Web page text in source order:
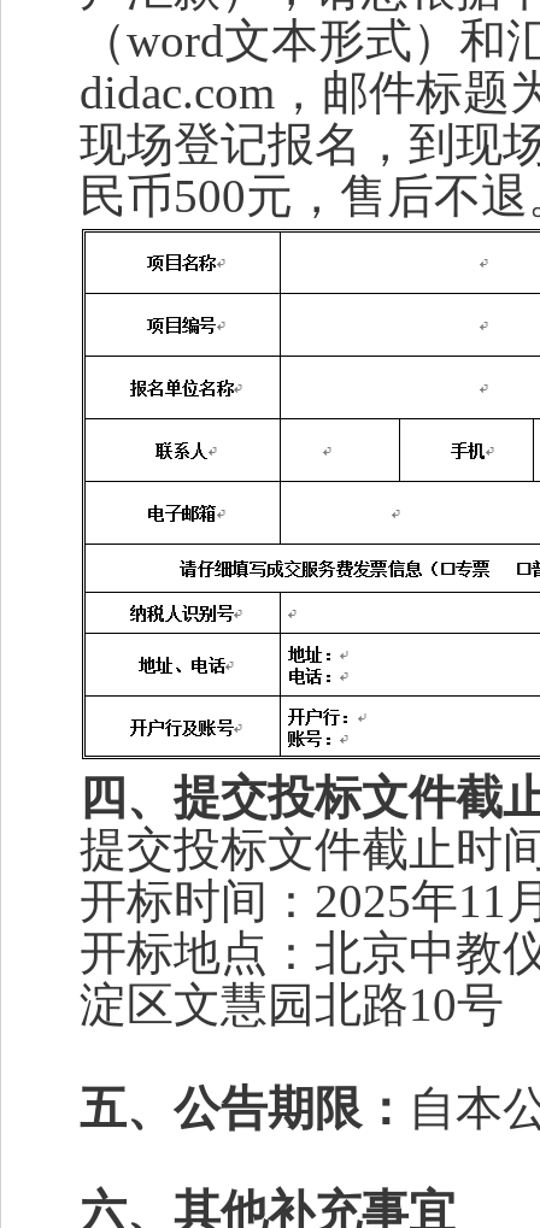
（word文本形式）
didac.com，邮件标
现场登记报名，到现
民币500元，售后不退
四、提交投标文件截
提交投标文件截止时
开标时间：2025年11
开标地点：北京中教
淀区文慧园北路10号
五、公告期限： 自本
六、其他补充事宜